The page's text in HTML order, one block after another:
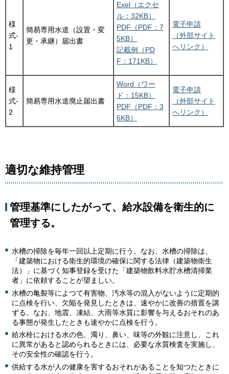
様
式-
1
簡易専用水道（設置・変
更・承継）届出書
Exel（エクセ
ル：32KB）
PDF（PDF：7
5KB）
記載例（PD
F：171KB）
電子申請
（外部サイト
へリンク）
様
式-
2
簡易専用水道廃止届出書
Word（ワー
ド：15KB）
PDF（PDF：3
6KB）
電子申請
（外部サイト
へリンク）
適切な維持管理
管理基準にしたがって、給水設備を衛生的に
管理する。
水槽の掃除を毎年一回以上定期に行う。なお、水槽の掃除は、
「建築物における衛生的環境の確保に関する法律（建築物衛生
法）」に基づく知事登録を受けた「建築物飲料水貯水槽清掃業
者」に依頼することが望ましい。
水槽の亀裂等によつて有害物、汚水等の混入がないように定期的
に点検を行い、欠陥を発見したときは、速やかに改善の措置を講
ずる。なお、地震、凍結、大雨等水質に影響を与えるおそれのあ
る事態が発生したときも速やかに点検を行う。
給水栓における水の色、濁り、鼻い、味等の外観に注意し、これ
に異常があると認められるときには、必要な水質検査を実施し、
その安全性の確認を行う。
供給する水が人の健康を害するおそれがあることを知つたときに